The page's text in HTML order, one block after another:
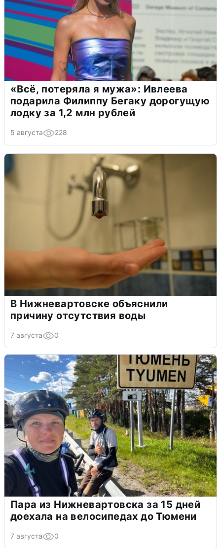
«Всё, потеряла я мужа»: Ивлеева
подарила Филиппу Бегаку дорогущую
лодку за 1,2 млн рублей
5 августа 228
В Нижневартовске объяснили
причину отсутствия воды
7 августа 0
Пара из Нижневартовска за 15 дней
доехала на велосипедах до Тюмени
7 августа 0